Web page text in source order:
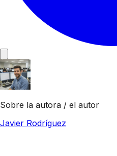
Sobre la autora / el autor
Javier Rodríguez